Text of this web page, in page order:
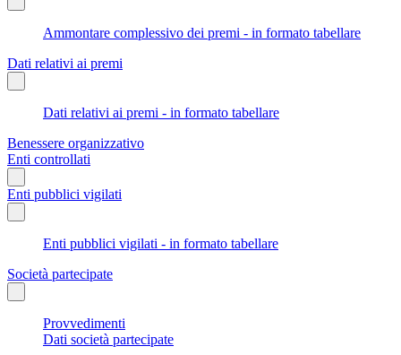
Ammontare complessivo dei premi - in formato tabellare
Dati relativi ai premi
Dati relativi ai premi - in formato tabellare
Benessere organizzativo
Enti controllati
Enti pubblici vigilati
Enti pubblici vigilati - in formato tabellare
Società partecipate
Provvedimenti
Dati società partecipate